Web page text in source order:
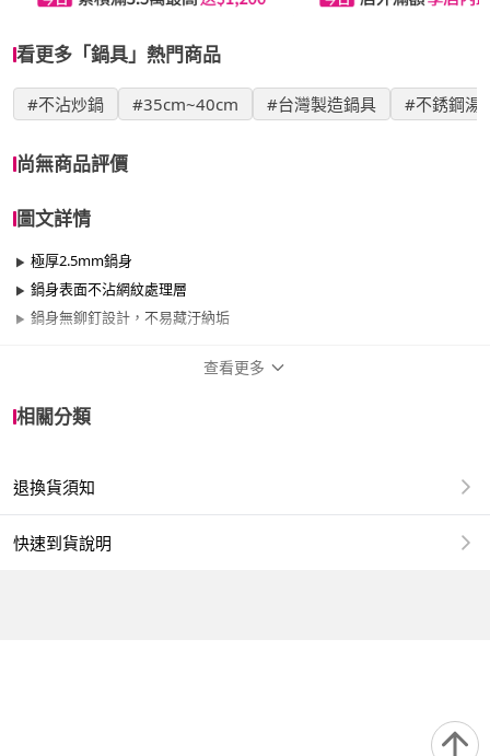
看更多「鍋具」熱門商品
#不沾炒鍋 #35cm~40cm #台灣製造鍋具 #不銹鋼湯
尚無商品評價
圖文詳情
極厚2.5mm鍋身
鍋身表面不沾網紋處理層
鍋身無鉚釘設計，不易藏汙納垢
尺寸
材質
查看更多
相關分類
退換貨須知
快速到貨說明